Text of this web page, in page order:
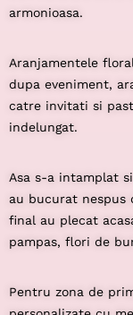
armonioasa.
Aranjamentele
dupa eveniment,
catre invitati si
indelungat.
Asa s-a intamplat
au bucurat nespus
final au plecat
pampas, flori de
Pentru zona de